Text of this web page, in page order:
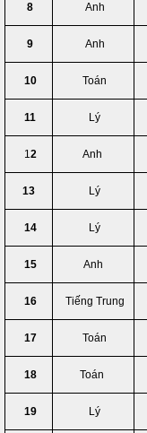
8 Anh
9 Anh
10 Toán
11 Lý
12 Anh
13 Lý
14 Lý
15 Anh
16 Tiếng Trung
17 Toán
18 Toán
19 Lý